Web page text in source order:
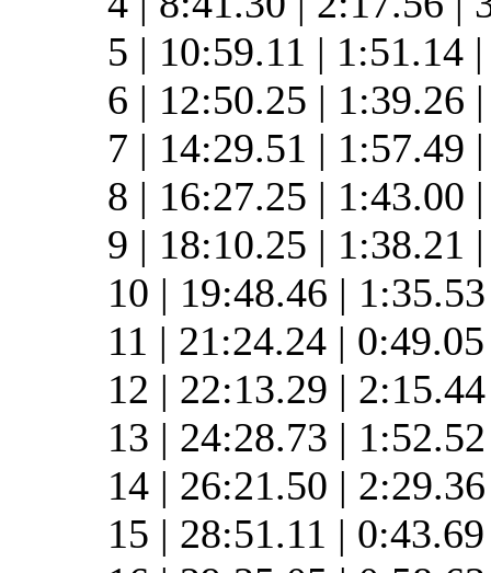
5 | 10:59.11 | 1:51.14
6 | 12:50.25 | 1:39.26
7 | 14:29.51 | 1:57.49
8 | 16:27.25 | 1:43.00
9 | 18:10.25 | 1:38.21
10 | 19:48.46 |
11 | 21:24.24 |
12 | 22:13.29 |
13 | 24:28.73 |
14 | 26:21.50 |
15 | 28:51.11 |